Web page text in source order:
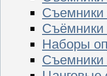
Съемники
Съёмники
Наборы
Съемники